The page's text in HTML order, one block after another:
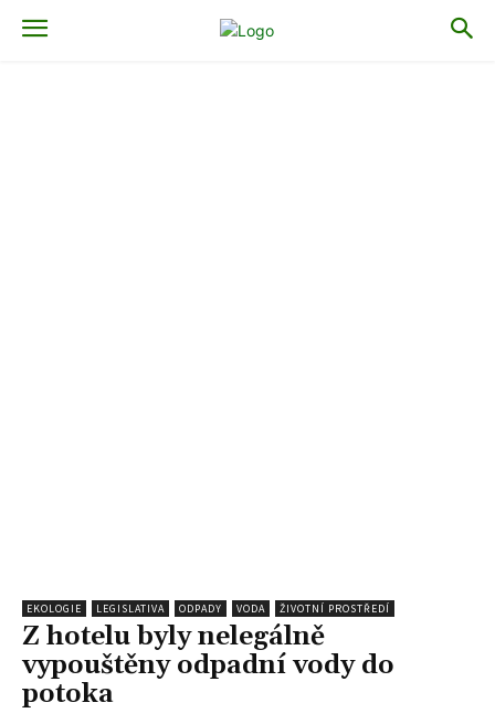
EKOLOGIE LEGISLATIVA ODPADY VODA ŽIVOTNÍ PROSTŘEDÍ
Z hotelu byly nelegálně
vypouštěny odpadní vody do
potoka